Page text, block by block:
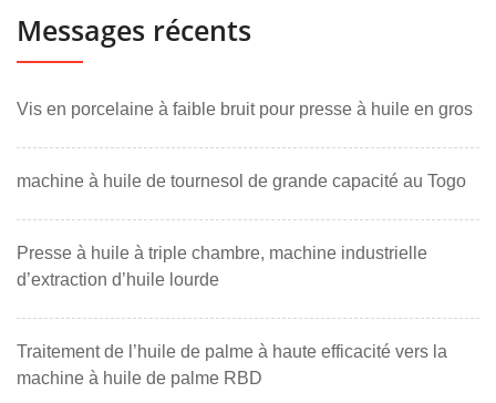
Messages récents
Vis en porcelaine à faible bruit pour presse à huile en gros
machine à huile de tournesol de grande capacité au Togo
Presse à huile à triple chambre, machine industrielle
d’extraction d’huile lourde
Traitement de l’huile de palme à haute efficacité vers la
machine à huile de palme RBD